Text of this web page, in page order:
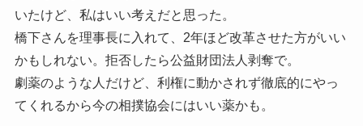
いたけど、私はいい考えだと思った。
橋下さんを理事長に入れて、2年ほど改革させた方がいい
かもしれない。拒否したら公益財団法人剥奪で。
劇薬のような人だけど、利権に動かされず徹底的にやっ
てくれるから今の相撲協会にはいい薬かも。